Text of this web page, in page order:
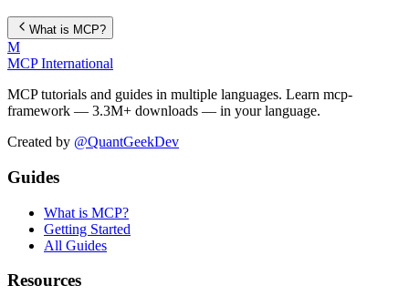
What is MCP?
M
MCP International
MCP tutorials and guides in multiple languages. Learn mcp-
framework — 3.3M+ downloads — in your language.
Created by @QuantGeekDev
Guides
What is MCP?
Getting Started
All Guides
Resources